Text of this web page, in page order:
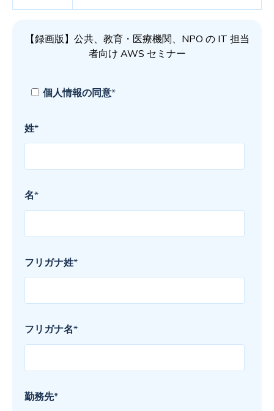
【録画版】公共、教育・医療機関、NPO の IT 担当
者向け AWS セミナー
個人情報の同意*
姓*
名*
フリガナ姓*
フリガナ名*
勤務先*